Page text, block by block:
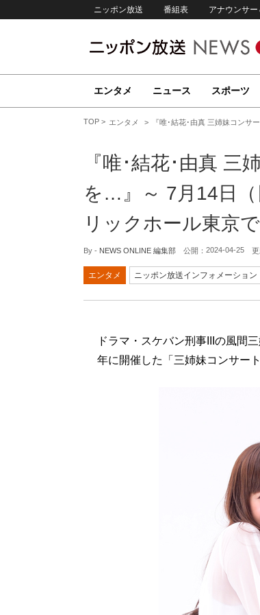
ニッポン放送 番組表 アナウンサ
エンタメ ニュース スポーツ
TOP エンタメ 『唯･結花･由真 三姉妹コンサ
『唯･結花･由真 三
を…』～ 7月14日（
リックホール東京
By - NEWS ONLINE 編集部 公開： 2024-04-25 更
エンタメ ニッポン放送インフォメーション
ドラマ・スケバン刑事IIIの風間
年に開催した「三姉妹コンサー